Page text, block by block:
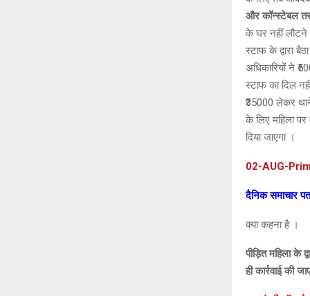
और कॉन्स्टेबल
के घर नहीं
स्टाफ के द्वारा
अधिकारियों ने
स्टाफ का दिल
₹35000 लेकर
के लिए महिला
दिया जाएगा ।
02-AUG-
दैनिक समाचार
क्या कहना है ।
पीड़ित महिला के
ही कार्रवाई की